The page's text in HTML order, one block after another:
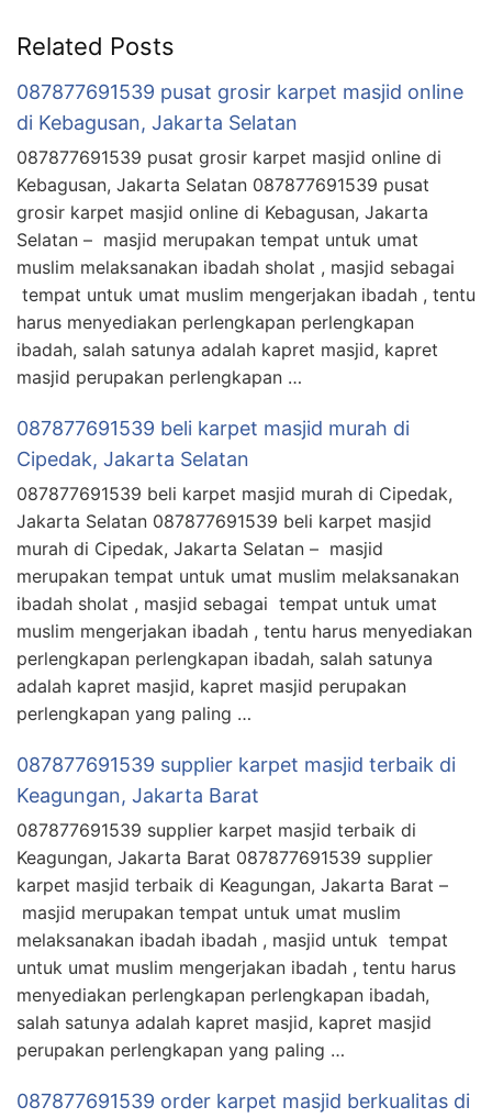
Related Posts
087877691539 pusat grosir karpet masjid online
di Kebagusan, Jakarta Selatan
087877691539 pusat grosir karpet masjid online di
Kebagusan, Jakarta Selatan 087877691539 pusat
grosir karpet masjid online di Kebagusan, Jakarta
Selatan – masjid merupakan tempat untuk umat
muslim melaksanakan ibadah sholat , masjid sebagai
tempat untuk umat muslim mengerjakan ibadah , tentu
harus menyediakan perlengkapan perlengkapan
ibadah, salah satunya adalah kapret masjid, kapret
masjid perupakan perlengkapan …
087877691539 beli karpet masjid murah di
Cipedak, Jakarta Selatan
087877691539 beli karpet masjid murah di Cipedak,
Jakarta Selatan 087877691539 beli karpet masjid
murah di Cipedak, Jakarta Selatan – masjid
merupakan tempat untuk umat muslim melaksanakan
ibadah sholat , masjid sebagai tempat untuk umat
muslim mengerjakan ibadah , tentu harus menyediakan
perlengkapan perlengkapan ibadah, salah satunya
adalah kapret masjid, kapret masjid perupakan
perlengkapan yang paling …
087877691539 supplier karpet masjid terbaik di
Keagungan, Jakarta Barat
087877691539 supplier karpet masjid terbaik di
Keagungan, Jakarta Barat 087877691539 supplier
karpet masjid terbaik di Keagungan, Jakarta Barat –
masjid merupakan tempat untuk umat muslim
melaksanakan ibadah ibadah , masjid untuk tempat
untuk umat muslim mengerjakan ibadah , tentu harus
menyediakan perlengkapan perlengkapan ibadah,
salah satunya adalah kapret masjid, kapret masjid
perupakan perlengkapan yang paling …
087877691539 order karpet masjid berkualitas di